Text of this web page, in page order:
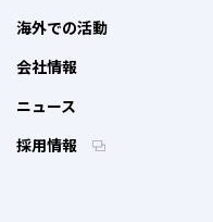
海外での活動
会社情報
ニュース
採用情報